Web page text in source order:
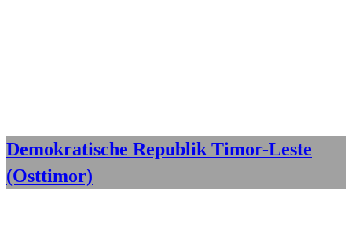
Demokratische Republik Timor-Leste
(Osttimor)